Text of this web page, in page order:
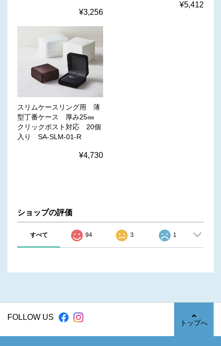
¥3,256
¥5,412
スリムケースリング用 薄
型丁番ケース 厚み25㎜
クリックポスト対応 20個
入り SA-SLM-01-R
¥4,730
ショップの評価
すべて 94 3 1
FOLLOW US
トップへ